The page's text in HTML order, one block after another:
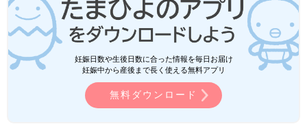
妊娠日数や生後日数に合った情報を毎日お届け
妊娠中から産後まで長く使える無料アプリ
無料ダウンロード